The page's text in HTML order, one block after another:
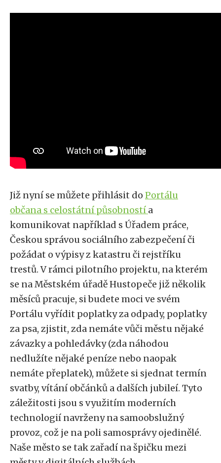
Již nyní se můžete přihlásit do Portálu
občana s celostátní působností a
komunikovat například s Úřadem práce,
Českou správou sociálního zabezpečení či
požádat o výpisy z katastru či rejstříku
trestů. V rámci pilotního projektu, na kterém
se na Městském úřadě Hustopeče již několik
měsíců pracuje, si budete moci ve svém
Portálu vyřídit poplatky za odpady, poplatky
za psa, zjistit, zda nemáte vůči městu nějaké
závazky a pohledávky (zda náhodou
nedlužíte nějaké peníze nebo naopak
nemáte přeplatek), můžete si sjednat termín
svatby, vítání občánků a dalších jubileí. Tyto
záležitosti jsou s využitím moderních
technologií navrženy na samoobslužný
provoz, což je na poli samosprávy ojedinělé.
Naše město se tak zařadí na špičku mezi